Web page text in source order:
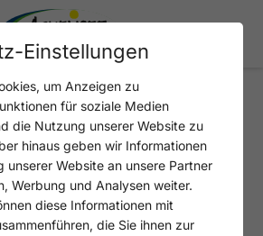
buchen!
UNTERKUNFT
Achensee soll aktiv,
Einstellungen
um Anzeigen zu
für soziale Medien
die Nutzung unserer Website zu
hinaus geben wir Informationen
unserer Website an unsere Partner
Werbung und Analysen weiter.
diese Informationen mit
die Sie ihnen zur